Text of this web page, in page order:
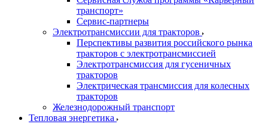
транспорт»
Сервис-партнеры
Электротрансмиссии для тракторов
Перспективы развития российского рынка
тракторов с электротрансмиссией
Электротрансмиссия для гусеничных
тракторов
Электрическая трансмиссия для колесных
тракторов
Железнодорожный транспорт
Тепловая энергетика